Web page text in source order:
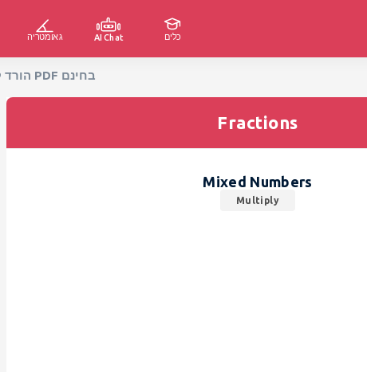
גאומטריה AI Chat כלים
Mixed Numbers Multiply Worksheets - הורד קובצי PDF בחינם
Fractions
Mixed Numbers
Multiply